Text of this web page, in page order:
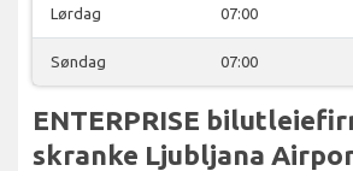
Lørdag 07:00
Søndag 07:00
ENTERPRISE
skranke Ljubljana